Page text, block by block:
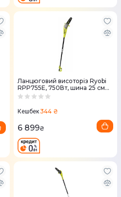
Ланцюговий висоторiз Ryobi
RPP755E, 750Вт, шина 25 см
(5133002321)
Кешбек344 ₴
6 899₴